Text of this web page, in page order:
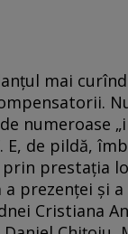
mai
numeroase
E, de pildă,
prestația
prezenței și
Cristiana